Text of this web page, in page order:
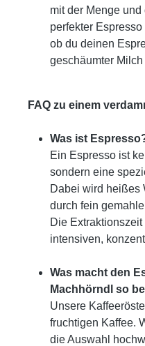
mit der Menge
perfekter
ob du deinen
geschäumter
FAQ zu einem
Was ist
Ein Espresso ist
sondern eine
Dabei wird heißes
durch fein
Die
intensiven,
Was macht den
Machhörndl so
Unsere
fruchtigen Kaffee.
die Auswahl